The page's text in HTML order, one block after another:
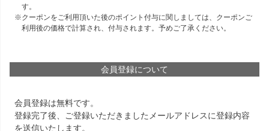
す。
クーポンをご利用頂いた後のポイント付与に関しましては、クーポンご
利用後の価格で計算され、付与されます。予めご了承ください。
会員登録について
会員登録は無料です。
登録完了後、ご登録いただきましたメールアドレスに登録内容
を送信いたします。